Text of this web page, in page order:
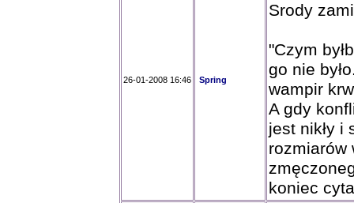
26-01-2008 16:46 Spring
Srody
"Czym
go nie
wampir
A gdy
jest nikły i
rozmiarów
koniec